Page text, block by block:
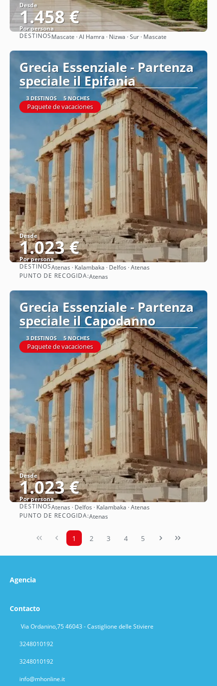
Desde
1.458 €
Por persona
Ver
DESTINOSMascate · Al Hamra · Nizwa · Sur · Mascate
Grecia Essenziale - Partenza
speciale il Epifania
3 DESTINOS 5 NOCHES
Paquete de vacaciones
Desde
1.023 €
Por persona
Ver
DESTINOSAtenas · Kalambaka · Delfos · Atenas
PUNTO DE RECOGIDA:Atenas
Grecia Essenziale - Partenza
speciale il Capodanno
3 DESTINOS 5 NOCHES
Paquete de vacaciones
Desde
1.023 €
Por persona
Ver
DESTINOSAtenas · Delfos · Kalambaka · Atenas
PUNTO DE RECOGIDA:Atenas
1 2 3 4 5
Agencia
Contacto
Via Ordanino,75 46043 - Castiglione delle Stiviere
3248010192
3248010192
info@mhonline.it